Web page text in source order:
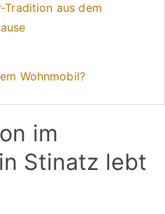
Tradition aus dem
Wohnmobil?
im
Stinatz lebt